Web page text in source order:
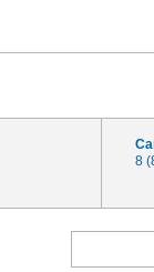
8